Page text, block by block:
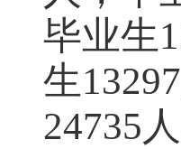
毕业生
生13297
24735